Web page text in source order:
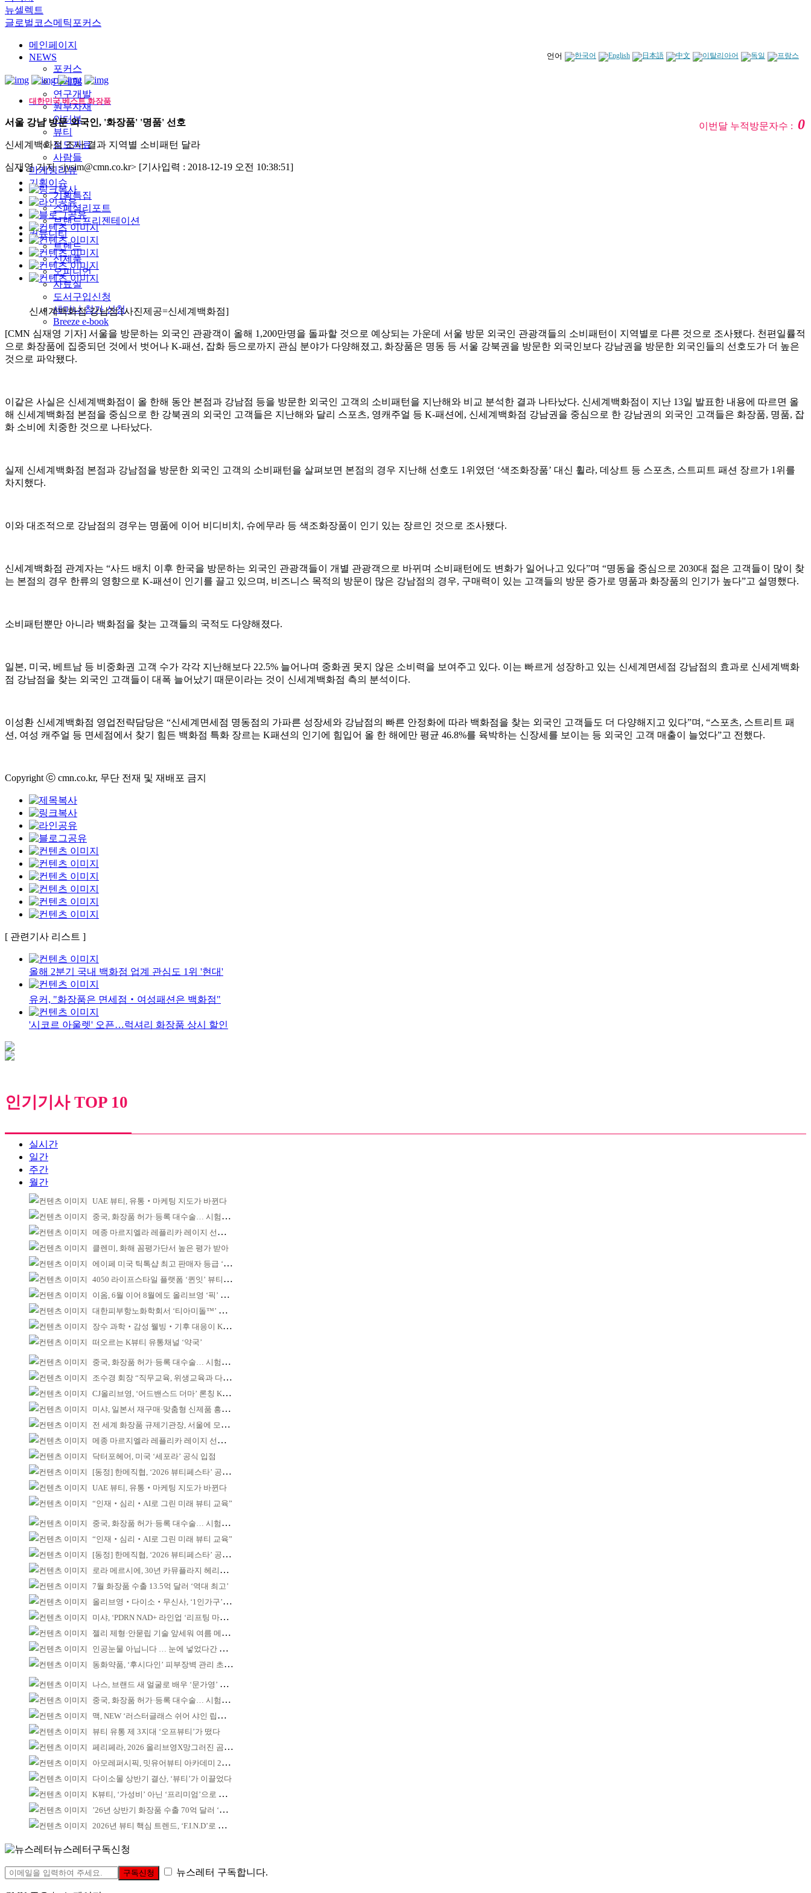
뉴셀렉트
글로벌코스메틱포커스
언어
메인페이지
NEWS
포커스
마케팅
연구개발
원부자재
인터뷰
뷰티
보도자료
사람들
마케팅리뷰
기획이슈
기획특집
스페셜리포트
브랜드프리젠테이션
커뮤니티
트렌드
신제품
오피니언
자료실
도서구입신청
세미나 참가 신청
Breeze e-book
대한민국 베스트 화장품
이번달 누적방문자수 :0
서울 강남 방문 외국인, '화장품' '명품' 선호
신세계백화점 조사 결과 지역별 소비패턴 달라
심재영 기자 <jysim@cmn.co.kr> [기사입력 : 2018-12-19 오전 10:38:51]
신세계백화점 강남점 [사진제공=신세계백화점]
[CMN 심재영 기자] 서울을 방문하는 외국인 관광객이 올해 1,200만명을 돌파할 것으로 예상되는 가운데 서울 방문 외국인 관광객들의 소비패턴이 지역별로 다른 것으로 조사됐다. 천편일률적
으로 화장품에 집중되던 것에서 벗어나 K-패션, 잡화 등으로까지 관심 분야가 다양해졌고, 화장품은 명동 등 서울 강북권을 방문한 외국인보다 강남권을 방문한 외국인들의 선호도가 더 높은
것으로 파악됐다.
이같은 사실은 신세계백화점이 올 한해 동안 본점과 강남점 등을 방문한 외국인 고객의 소비패턴을 지난해와 비교 분석한 결과 나타났다. 신세계백화점이 지난 13일 발표한 내용에 따르면 올
해 신세계백화점 본점을 중심으로 한 강북권의 외국인 고객들은 지난해와 달리 스포츠, 영캐주얼 등 K-패션에, 신세계백화점 강남권을 중심으로 한 강남권의 외국인 고객들은 화장품, 명품, 잡
화 소비에 치중한 것으로 나타났다.
실제 신세계백화점 본점과 강남점을 방문한 외국인 고객의 소비패턴을 살펴보면 본점의 경우 지난해 선호도 1위였던 ‘색조화장품’ 대신 휠라, 데상트 등 스포츠, 스트피트 패션 장르가 1위를
차지했다.
이와 대조적으로 강남점의 경우는 명품에 이어 비디비치, 슈에무라 등 색조화장품이 인기 있는 장르인 것으로 조사됐다.
신세계백화점 관계자는 “사드 배치 이후 한국을 방문하는 외국인 관광객들이 개별 관광객으로 바뀌며 소비패턴에도 변화가 일어나고 있다”며 “명동을 중심으로 2030대 젊은 고객들이 많이 찾
는 본점의 경우 한류의 영향으로 K-패션이 인기를 끌고 있으며, 비즈니스 목적의 방문이 많은 강남점의 경우, 구매력이 있는 고객들의 방문 증가로 명품과 화장품의 인기가 높다”고 설명했다.
소비패턴뿐만 아니라 백화점을 찾는 고객들의 국적도 다양해졌다.
일본, 미국, 베트남 등 비중화권 고객 수가 각각 지난해보다 22.5% 늘어나며 중화권 못지 않은 소비력을 보여주고 있다. 이는 빠르게 성장하고 있는 신세계면세점 강남점의 효과로 신세계백화
점 강남점을 찾는 외국인 고객들이 대폭 늘어났기 때문이라는 것이 신세계백화점 측의 분석이다.
이성환 신세계백화점 영업전략담당은 “신세계면세점 명동점의 가파른 성장세와 강남점의 빠른 안정화에 따라 백화점을 찾는 외국인 고객들도 더 다양해지고 있다”며, “스포츠, 스트리트 패
션, 여성 캐주얼 등 면세점에서 찾기 힘든 백화점 특화 장르는 K패션의 인기에 힘입어 올 한 해에만 평균 46.8%를 육박하는 신장세를 보이는 등 외국인 고객 매출이 늘었다”고 전했다.
Copyright ⓒ cmn.co.kr, 무단 전재 및 재배포 금지
[ 관련기사 리스트 ]
올해 2분기 국내 백화점 업계 관심도 1위 '현대'
유커, "화장품은 면세점‧여성패션은 백화점"
'시코르 아울렛' 오픈…럭셔리 화장품 상시 할인
인기기사 TOP 10
실시간
일간
주간
월간
UAE 뷰티, 유통‧마케팅 지도가 바뀐다
중국, 화장품 허가·등록 대수술… 시험자료 공용 허용
메종 마르지엘라 레플리카 레이지 선데이 모닝 디퓨저
클렌미, 화해 꼼평가단서 높은 평가 받아
에이페 미국 틱톡샵 최고 판매자 등급 ‘Tier 5’ 달성
4050 라이프스타일 플랫폼 ‘퀸잇’ 뷰티 성장세
이옴, 6월 이어 8월에도 올리브영 ‘픽’ 선정
대한피부항노화학회서 ‘티아미돌™’ 임상 근거 공유
장수 과학‧감성 웰빙‧기후 대응이 K뷰티 성패 좌우
떠오르는 K뷰티 유통채널 ‘약국’
중국, 화장품 허가·등록 대수술… 시험자료 공용 허용
조수경 회장 “직무교육, 위생교육과 다르다”
CJ올리브영, ‘어드밴스드 더마’ 론칭 K더마 육성 박차
미샤, 일본서 재구매·맞춤형 신제품 흥행 ‘쌍끌이’
전 세계 화장품 규제기관장, 서울에 모인다
메종 마르지엘라 레플리카 레이지 선데이 모닝 디퓨저
닥터포헤어, 미국 ‘세포라’ 공식 입점
[동정] 한메직협, ‘2026 뷰티페스타’ 공동 주최
UAE 뷰티, 유통‧마케팅 지도가 바뀐다
“인재‧심리‧AI로 그린 미래 뷰티 교육”
중국, 화장품 허가·등록 대수술… 시험자료 공용 허용
“인재‧심리‧AI로 그린 미래 뷰티 교육”
[동정] 한메직협, ‘2026 뷰티페스타’ 공동 주최
로라 메르시에, 30년 카뮤플라지 헤리티지 담아
7월 화장품 수출 13.5억 달러 ‘역대 최고’
올리브영‧다이소‧무신사, ‘1인가구’가 이끈다
미샤, ‘PDRN NAD+ 라인업 ‘리프팅 마스크’ 출시
젤리 제형·안묻립 기술 앞세워 여름 메이크업 시장 공략
인공눈물 아닙니다 … 눈에 넣었다간 각막 손상
동화약품, ‘후시다인’ 피부장벽 관리 초점 ‘리브랜딩’
나스, 브랜드 새 얼굴로 배우 ‘문가영’ 발탁
중국, 화장품 허가·등록 대수술… 시험자료 공용 허용
맥, NEW ‘러스터글래스 쉬어 샤인 립스틱’ 출시
뷰티 유통 제 3지대 ‘오프뷰티’가 떴다
페리페라, 2026 올리브영X망그러진 곰 콜라보
아모레퍼시픽, 밋유어뷰티 아카데미 2기 발대식
다이소몰 상반기 결산, ‘뷰티’가 이끌었다
K뷰티, ‘가성비’ 아닌 ‘프리미엄’으로 승부걸어야
’26년 상반기 화장품 수출 70억 달러 ‘역대 최고’
2026년 뷰티 핵심 트렌드, ‘F.I.N.D’로 읽는다
뉴스레터구독신청
구독신청 뉴스레터 구독합니다.